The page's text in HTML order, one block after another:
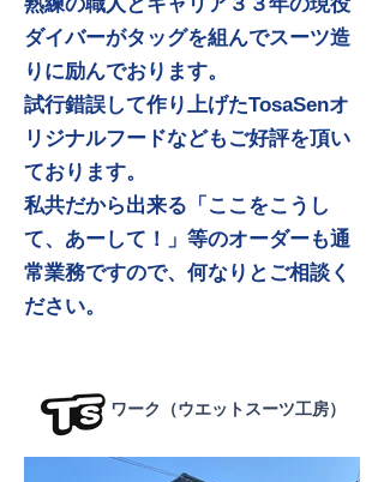
ダイバーがタッグを組んでスーツ造
りに励んでおります。
試行錯誤して作り上げたTosaSenオ
リジナルフードなどもご好評を頂い
ております。
私共だから出来る「ここをこうし
て、あーして！」等のオーダーも通
常業務ですので、何なりとご相談く
ださい。
​ワーク（ウエットスーツ工房）